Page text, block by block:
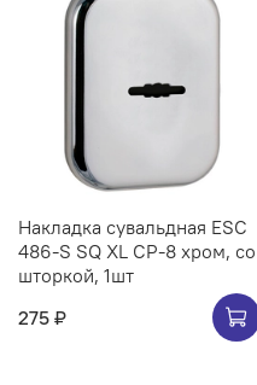
Накладка сувальдная ESC
486-S SQ XL CP-8 хром, со
шторкой, 1шт
275 ₽